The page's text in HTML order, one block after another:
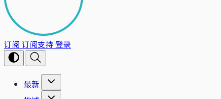
订阅 订阅支持登录
最新